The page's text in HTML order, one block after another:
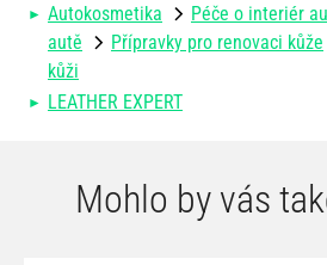
Autokosmetika Péče o interiér
autě
Přípravky pro renovaci kůže
kůži
LEATHER EXPERT
Mohlo by vás